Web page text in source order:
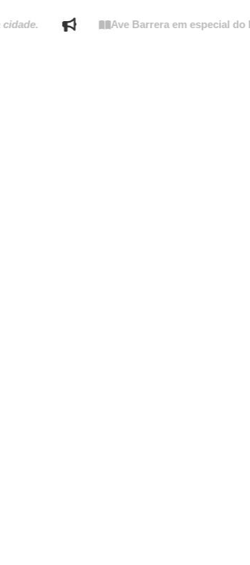
Ave Barrera em especial do